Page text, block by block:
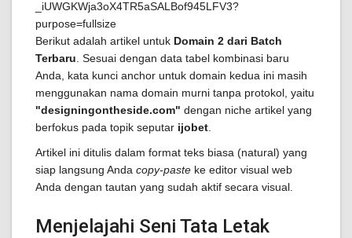
Berikut adalah artikel untuk Domain 2 dari Batch
Terbaru . Sesuai dengan data tabel kombinasi baru
Anda, kata kunci anchor untuk domain kedua ini masih
menggunakan nama domain murni tanpa protokol, yaitu
"designingontheside.com" dengan niche artikel yang
berfokus pada topik seputar ijobet
Artikel ini ditulis dalam format teks biasa (natural) yang
siap langsung Anda copy-paste ke editor visual web
Anda dengan tautan yang sudah aktif secara visual.
Menjelajahi Seni Tata Letak